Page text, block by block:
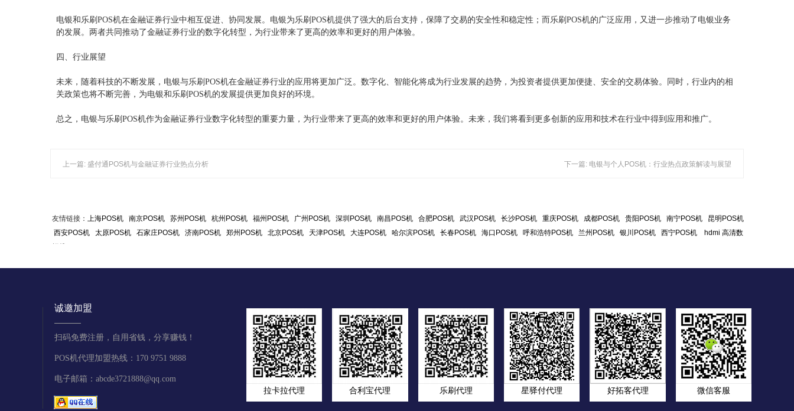
电银和乐刷POS机在金融证券行业中相互促进、协同发展。电银为乐刷POS机提供了强大的后台支持，保障了交易的安全性和稳定性；而乐刷POS机的广泛应用，又进一步推动了电银业务
的发展。两者共同推动了金融证券行业的数字化转型，为行业带来了更高的效率和更好的用户体验。
四、行业展望
未来，随着科技的不断发展，电银与乐刷POS机在金融证券行业的应用将更加广泛。数字化、智能化将成为行业发展的趋势，为投资者提供更加便捷、安全的交易体验。同时，行业内的相
关政策也将不断完善，为电银和乐刷POS机的发展提供更加良好的环境。
总之，电银与乐刷POS机作为金融证券行业数字化转型的重要力量，为行业带来了更高的效率和更好的用户体验。未来，我们将看到更多创新的应用和技术在行业中得到应用和推广。
上一篇: 盛付通POS机与金融证券行业热点分析 下一篇: 电银与个人POS机：行业热点政策解读与展望
友情链接： 上海POS机 南京POS机 苏州POS机 杭州POS机 福州POS机 广州POS机 深圳POS机 南昌POS机 合肥POS机 武汉POS机 长沙POS机 重庆POS机 成都POS机 贵阳POS机 南宁POS机
昆明POS机
西安POS机
太原POS机 石家庄POS机 济南POS机 郑州POS机 北京POS机 天津POS机 大连POS机 哈尔滨POS机 长春POS机 海口POS机 呼和浩特POS机 兰州POS机 银川POS机 西宁POS机
hdmi 高清数
诚邀加盟
扫码免费注册，自用省钱，分享赚钱！
POS机代理加盟热线：170 9751 9888
电子邮箱：abcde3721888@qq.com
拉卡拉代理 合利宝代理 乐刷代理 星驿付代理 好拓客代理 微信客服